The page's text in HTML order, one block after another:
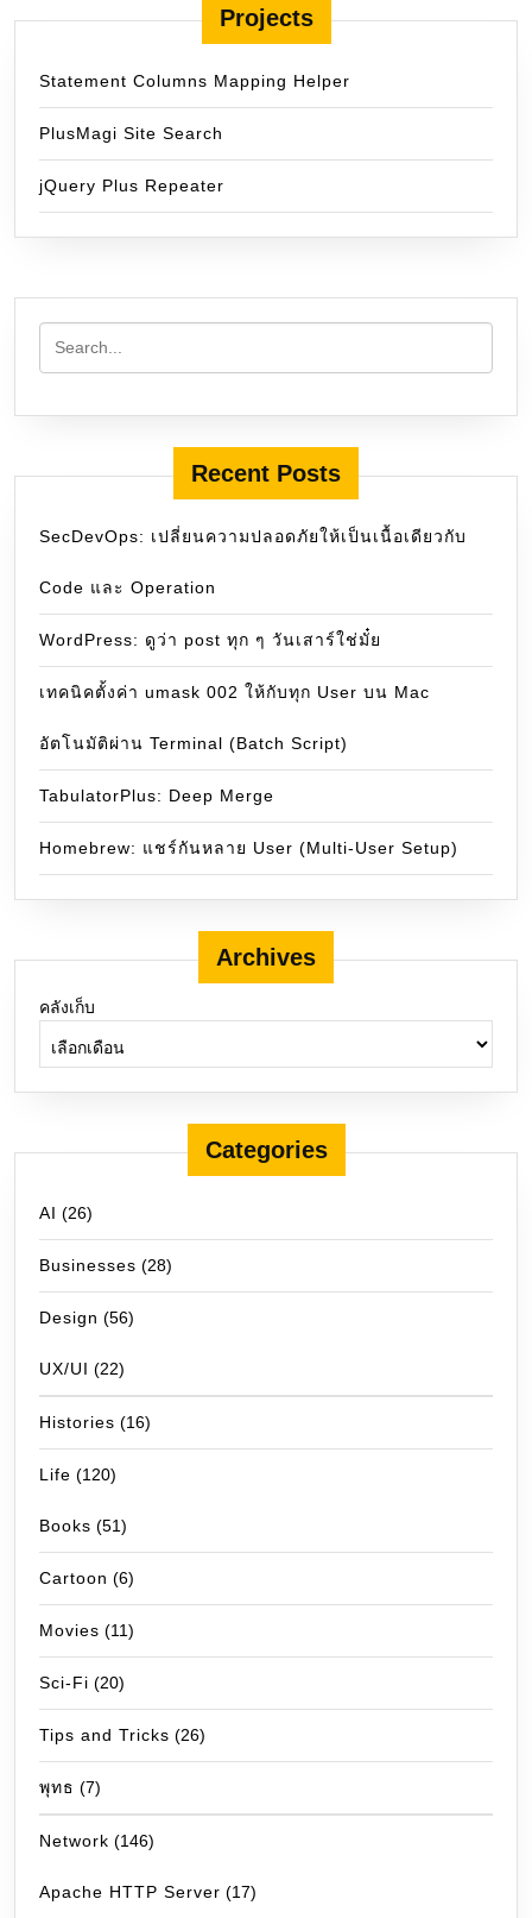
Projects
Statement Columns Mapping Helper
PlusMagi Site Search
jQuery Plus Repeater
Recent Posts
SecDevOps: เปลี่ยนความปลอดภัยให้เป็นเนื้อเดียวกับ
Code และ Operation
WordPress: ดูว่า post ทุก ๆ วันเสาร์ใช่มั๋ย
เทคนิคตั้งค่า umask 002 ให้กับทุก User บน Mac
อัตโนมัติผ่าน Terminal (Batch Script)
TabulatorPlus: Deep Merge
Homebrew: แชร์กันหลาย User (Multi-User Setup)
Archives
คลังเก็บ
Categories
AI (26)
Businesses (28)
Design (56)
UX/UI (22)
Histories (16)
Life (120)
Books (51)
Cartoon (6)
Movies (11)
Sci-Fi (20)
Tips and Tricks (26)
พุทธ (7)
Network (146)
Apache HTTP Server (17)